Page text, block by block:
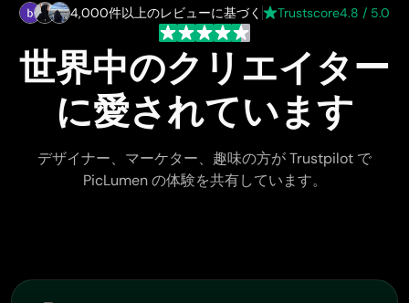
4,000件以上のレビューに基づく Trustscore4.8 / 5.0
世界中のクリエイター
に愛されています
デザイナー、マーケター、趣味の方が Trustpilot で
PicLumen の体験を共有しています。